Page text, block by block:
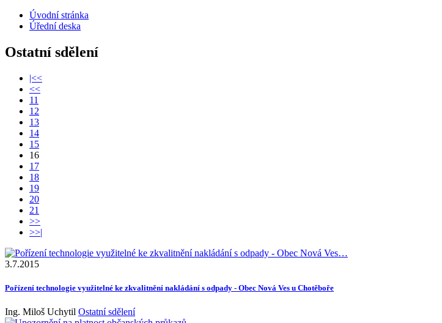
Úvodní stránka
Úřední deska
Ostatní sdělení
|<<
<<
11
12
13
14
15
16
17
18
19
20
21
>>
>>|
3.7.2015
Pořízení technologie využitelné ke zkvalitnění nakládání s odpady - Obec Nová Ves u Chotěboře
Ing. Miloš Uchytil Ostatní sdělení